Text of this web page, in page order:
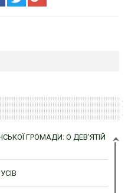
ГРОМАДИ: О ДЕВ’ЯТІЙ